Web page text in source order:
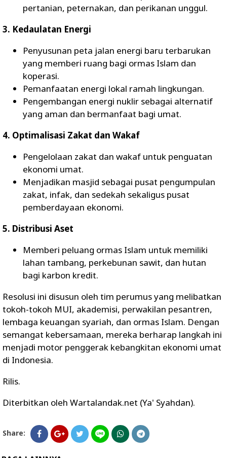
pertanian, peternakan, dan perikanan unggul.
3. Kedaulatan Energi
Penyusunan peta jalan energi baru terbarukan
yang memberi ruang bagi ormas Islam dan
koperasi.
Pemanfaatan energi lokal ramah lingkungan.
Pengembangan energi nuklir sebagai alternatif
yang aman dan bermanfaat bagi umat.
4. Optimalisasi Zakat dan Wakaf
Pengelolaan zakat dan wakaf untuk penguatan
ekonomi umat.
Menjadikan masjid sebagai pusat pengumpulan
zakat, infak, dan sedekah sekaligus pusat
pemberdayaan ekonomi.
5. Distribusi Aset
Memberi peluang ormas Islam untuk memiliki
lahan tambang, perkebunan sawit, dan hutan
bagi karbon kredit.
Resolusi ini disusun oleh tim perumus yang melibatkan
tokoh-tokoh MUI, akademisi, perwakilan pesantren,
lembaga keuangan syariah, dan ormas Islam. Dengan
semangat kebersamaan, mereka berharap langkah ini
menjadi motor penggerak kebangkitan ekonomi umat
di Indonesia.
Rilis.
Diterbitkan oleh Wartalandak.net (Ya' Syahdan).
Share: